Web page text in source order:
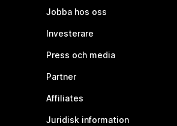
Jobba hos oss
Investerare
Press och media
Partner
Affiliates
Juridisk information